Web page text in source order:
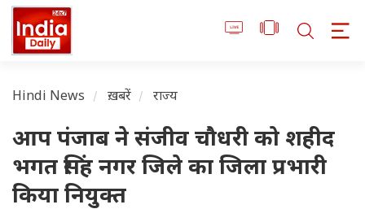
Hindi News ख़बरें राज्य
आप पंजाब ने संजीव चौधरी को शहीद
भगत सिंह नगर जिले का जिला प्रभारी
किया नियुक्त